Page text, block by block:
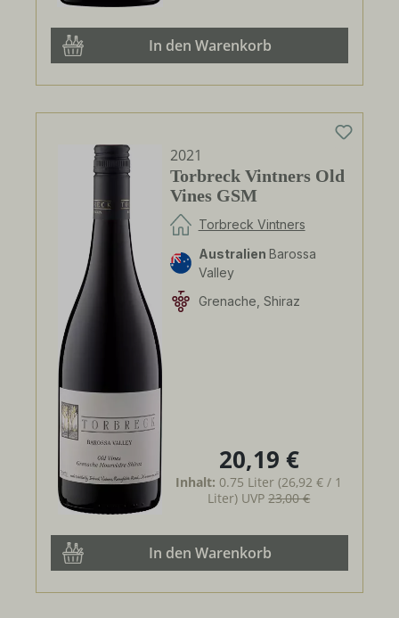
In den Warenkorb
2021
Torbreck Vintners Old
Vines GSM
Torbreck Vintners
Australien Barossa
Valley
Grenache, Shiraz
Regulärer Preis:
20,19 €
Inhalt: 0.75 Liter(26,92 € / 1
Liter) UVP23,00 €
In den Warenkorb